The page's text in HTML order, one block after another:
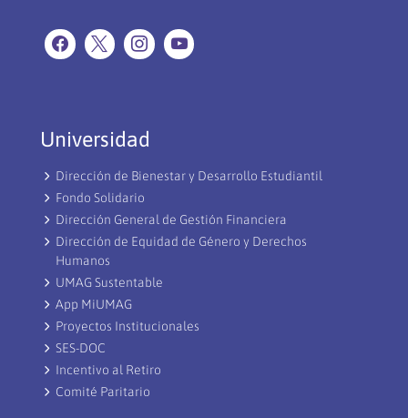
Universidad
Dirección de Bienestar y Desarrollo Estudiantil
Fondo Solidario
Dirección General de Gestión Financiera
Dirección de Equidad de Género y Derechos
Humanos
UMAG Sustentable
App MiUMAG
Proyectos Institucionales
SES-DOC
Incentivo al Retiro
Comité Paritario